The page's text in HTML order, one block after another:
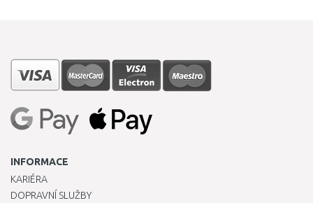
INFORMACE
KARIÉRA
DOPRAVNÍ SLUŽBY